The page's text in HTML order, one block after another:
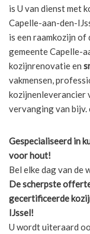
is U van dienst met
Capelle-aan-den-
is een raamkozijn
gemeente Capelle-
kozijnrenovatie en
vakmensen,
kozijnenleverancier
vervanging van bijv.
Gespecialiseerd in
voor hout!
Bel elke dag van de
De scherpste
gecertificeerde
IJssel!
U wordt uiteraard